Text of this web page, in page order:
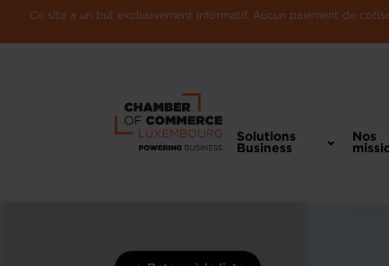
Ce site a un but exclusivement informatif. Aucun paiement de
Solutions
Business
Nos